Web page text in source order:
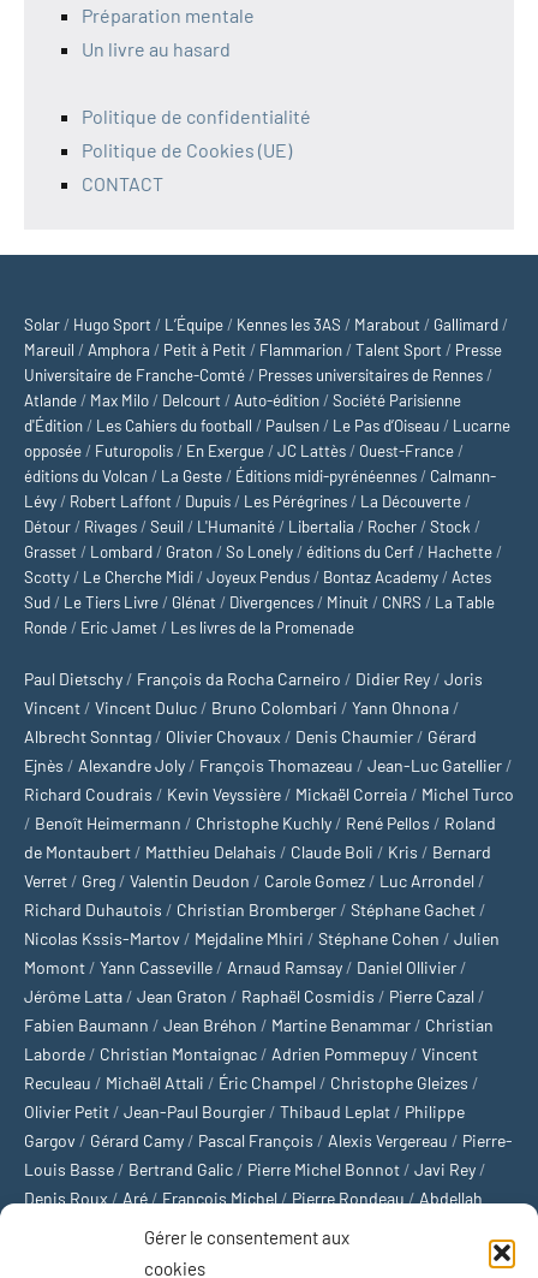
Gérer le consentement aux
cookies
Préparation mentale
Un livre au hasard
Politique de confidentialité
Politique de Cookies (UE)
CONTACT
Solar/ Hugo Sport / L’Équipe/ Kennes les 3AS / Marabout / Gallimard/
Mareuil /Amphora / Petit à Petit / Flammarion/Talent Sport / Presse
Universitaire de Franche-Comté/ Presses universitaires de Rennes/
Atlande/ Max Milo/ Delcourt /Auto-édition/Société Parisienne
d'Édition/ Les Cahiers du football / Paulsen/ Le Pas d’Oiseau / Lucarne
opposée/ Futuropolis/ En Exergue/JC Lattès/ Ouest-France/
éditions du Volcan/ La Geste/ Éditions midi-pyrénéennes/ Calmann-
Lévy/ Robert Laffont / Dupuis/ Les Pérégrines/ La Découverte/
Détour/ Rivages/Seuil / L'Humanité/ Libertalia / Rocher/Stock /
Grasset / Lombard/ Graton/So Lonely/éditions du Cerf/ Hachette/
Scotty/ Le Cherche Midi/Joyeux Pendus/ Bontaz Academy/Actes
Sud/ Le Tiers Livre/ Glénat / Divergences/ Minuit / CNRS / La Table
Ronde/ Eric Jamet / Les livres de la Promenade
Paul Dietschy/ François da Rocha Carneiro / Didier Rey/ Joris
Vincent/ Vincent Duluc/ Bruno Colombari / Yann Ohnona/
Albrecht Sonntag/ Olivier Chovaux / Denis Chaumier/ Gérard
Ejnès / Alexandre Joly/ François Thomazeau / Jean-Luc Gatellier/
Richard Coudrais / Kevin Veyssière/ Mickaël Correia/ Michel Turco
/ Benoît Heimermann / Christophe Kuchly/ René Pellos / Roland
de Montaubert/ Matthieu Delahais / Claude Boli / Kris / Bernard
Verret/ Greg/ Valentin Deudon / Carole Gomez/ Luc Arrondel /
Richard Duhautois / Christian Bromberger/ Stéphane Gachet/
Nicolas Kssis-Martov / Mejdaline Mhiri / Stéphane Cohen / Julien
Momont/ Yann Casseville/ Arnaud Ramsay/ Daniel Ollivier/
Jérôme Latta/ Jean Graton / Raphaël Cosmidis / Pierre Cazal /
Fabien Baumann / Jean Bréhon / Martine Benammar/ Christian
Laborde/ Christian Montaignac/ Adrien Pommepuy/ Vincent
Reculeau / Michaël Attali / Éric Champel / Christophe Gleizes /
Olivier Petit/ Jean-Paul Bourgier/ Thibaud Leplat/ Philippe
Gargov / Gérard Camy/ Pascal François / Alexis Vergereau / Pierre-
Louis Basse/ Bertrand Galic/ Pierre Michel Bonnot/ Javi Rey/
Denis Roux/Aré/François Michel/Pierre Rondeau/Abdellah
Michaël Delépine Stéphane Mourlane